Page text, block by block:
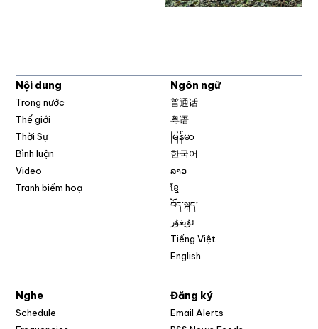
Nội dung
Trong nước
Thế giới
Thời Sự
Bình luận
Video
Tranh biếm hoạ
Ngôn ngữ
普通话
粤语
မြန်မာ
한국어
ລາວ
ខ្មែ
བོད་སྐད།
ئۇيغۇر
Tiếng Việt
English
Nghe
Schedule
Đăng ký
Email Alerts